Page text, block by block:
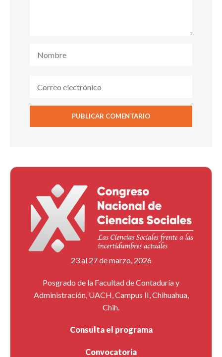
23 al 27 de marzo, 2026
Posgrado de la Facultad de Contaduría y
Administración, UACH, Campus II, Chihuahua,
Chih.
Consulta el programa
Convocatoria